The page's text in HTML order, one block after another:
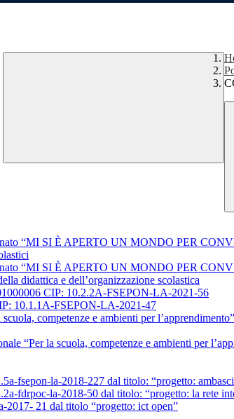
“MI SI È APERTO UN MONDO PER
“MI SI È APERTO UN MONDO PER
didattica e dell’organizzazione scolastica
CIP: 10.2.2A-FSEPON-LA-2021-56
10.1.1A-FSEPON-LA-2021-47
competenze e ambienti per
“Per la scuola, competenze e ambienti per
fsepon-la-2018-227 dal titolo: “progetto:
fdrpoc-la-2018-50 dal titolo: “progetto: la rete
2017- 21 dal titolo “progetto: ict open”